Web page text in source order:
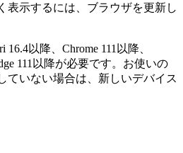
表示するには、ブラウザを更新し
16.4以降、Chrome 111以降、
111以降が必要です。お使いの
ていない場合は、新しいデバイス